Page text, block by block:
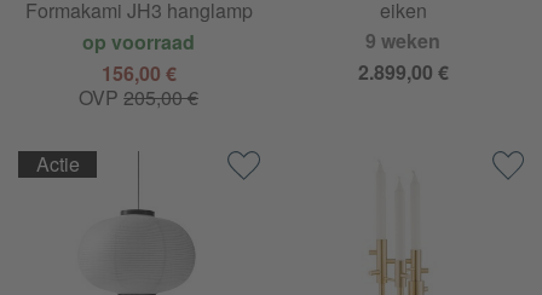
Formakami JH3 hanglamp
op voorraad
156,00 €
OVP205,00 €
eiken
9 weken
2.899,00 €
Actie